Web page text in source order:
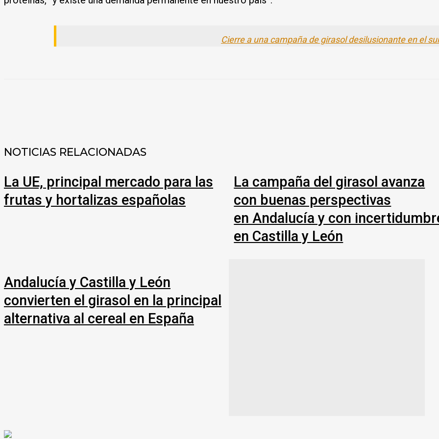
Cierre a una campaña de girasol desilusionante en el
NOTICIAS RELACIONADAS
La UE, principal mercado para las
frutas y hortalizas españolas
La campaña del girasol avanza
con buenas perspectivas
en Andalucía y con
en Castilla y León
Andalucía y Castilla y León
convierten el girasol en la principal
alternativa al cereal en España